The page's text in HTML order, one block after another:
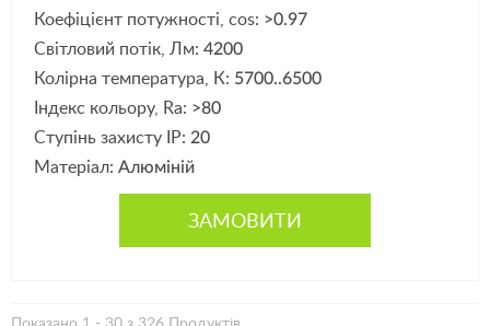
Коефіцієнт потужності, cos: >0.97
Світловий потік, Лм: 4200
Колірна температура, К: 5700..6500
Індекс кольору, Ra: >80
Ступінь захисту IP: 20
Матеріал: Алюміній
ЗАМОВИТИ